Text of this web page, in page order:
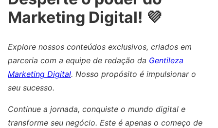
Marketing Digital! 💜
Explore nossos conteúdos exclusivos, criados em
parceria com a equipe de redação da Gentileza
Marketing Digital. Nosso propósito é impulsionar o
seu sucesso.
Continue a jornada, conquiste o mundo digital e
transforme seu negócio. Este é apenas o começo de